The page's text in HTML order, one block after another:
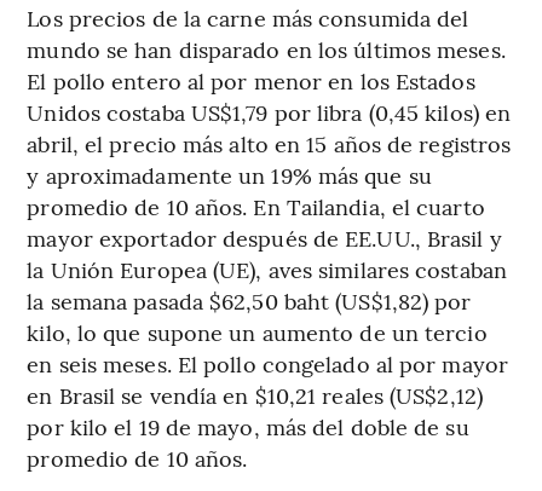
Los precios de la carne más consumida del
mundo se han disparado en los últimos meses.
El pollo entero al por menor en los Estados
Unidos costaba US$1,79 por libra (0,45 kilos) en
abril, el precio más alto en 15 años de registros
y aproximadamente un 19% más que su
promedio de 10 años. En Tailandia, el cuarto
mayor exportador después de EE.UU., Brasil y
la Unión Europea (UE), aves similares costaban
la semana pasada $62,50 baht (US$1,82) por
kilo, lo que supone un aumento de un tercio
en seis meses. El pollo congelado al por mayor
en Brasil se vendía en $10,21 reales (US$2,12)
por kilo el 19 de mayo, más del doble de su
promedio de 10 años.